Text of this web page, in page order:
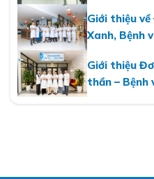
Giới thiệu
Xanh, Bệnh
Giới thiệu
thần – Bệnh